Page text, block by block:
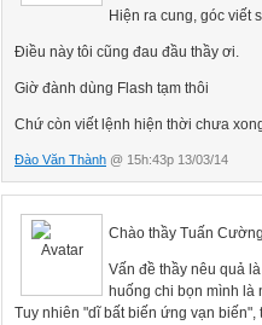
Hiện ra cung, góc viết
Điều này tôi cũng đau đầu thầy ơi.
Giờ đành dùng Flash tạm thôi
Chứ còn viết lệnh hiện thời chưa
Đào Văn Thành @ 15h:43p 13/03/14
Chào thầy Tuấn
Vấn đề thầy nêu quả
huống chi bọn mình
Tuy nhiên "dĩ bất biến ứng vạn biến",